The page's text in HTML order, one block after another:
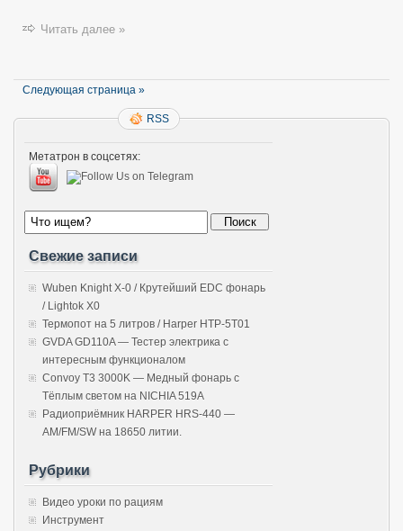
Читать далее »
Следующая страница »
RSS
Метатрон в соцсетях:
Свежие записи
Wuben Knight X-0 / Крутейший EDC фонарь
/ Lightok X0
Термопот на 5 литров / Harper HTP-5T01
GVDA GD110A — Тестер электрика с
интересным функционалом
Convoy T3 3000K — Медный фонарь с
Тёплым светом на NICHIA 519A
Радиоприёмник HARPER HRS-440 —
AM/FM/SW на 18650 литии.
Рубрики
Видео уроки по рациям
Инструмент